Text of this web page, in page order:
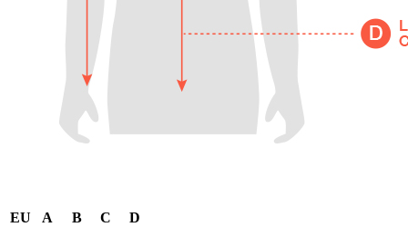
EU A B C
D